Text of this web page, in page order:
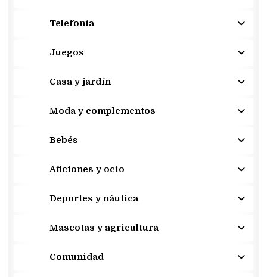
Telefonía
Juegos
Casa y jardín
Moda y complementos
Bebés
Aficiones y ocio
Deportes y náutica
Mascotas y agricultura
Comunidad